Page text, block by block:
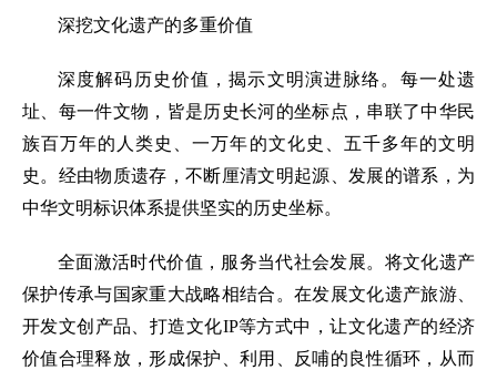
深挖文化遗产的多重价值
深度解码历史价值，揭示文明演进脉络。每一处遗
址、每一件文物，皆是历史长河的坐标点，串联了中华民
族百万年的人类史、一万年的文化史、五千多年的文明
史。经由物质遗存，不断厘清文明起源、发展的谱系，为
中华文明标识体系提供坚实的历史坐标。
全面激活时代价值，服务当代社会发展。将文化遗产
保护传承与国家重大战略相结合。在发展文化遗产旅游、
开发文创产品、打造文化IP等方式中，让文化遗产的经济
价值合理释放，形成保护、利用、反哺的良性循环，从而